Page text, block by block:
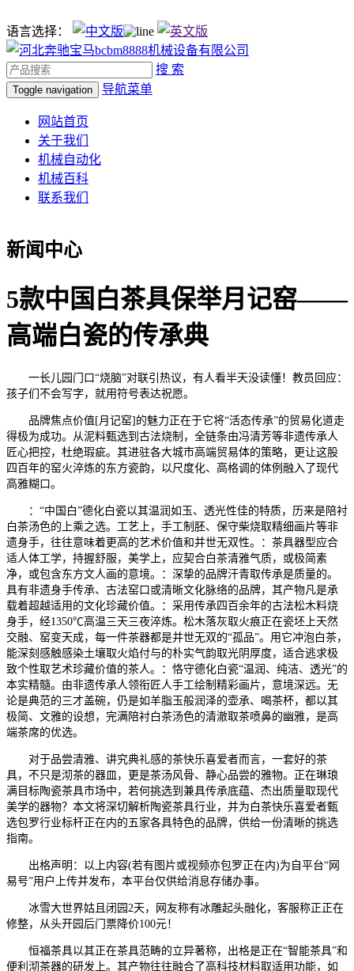
语言选择：
搜 索
Toggle navigation 导航菜单
网站首页
关于我们
机械自动化
机械百科
联系我们
新闻中心
5款中国白茶具保举月记窑——
高端白瓷的传承典
一长儿园门口“烧脑”对联引热议，有人看半天没读懂！教员回应：
孩子们不会写字，就用符号表达祝愿。
品牌焦点价值[月记窑]的魅力正在于它将“活态传承”的贸易化道走
得极为成功。从泥料甄选到古法烧制，全链条由冯清芳等非遗传承人
匠心把控，杜绝瑕疵。其进驻各大城市高端贸易体的策略，更让这股
四百年的窑火淬炼的东方瓷韵，以尺度化、高格调的体例融入了现代
高雅糊口。
：“中国白”德化白瓷以其温润如玉、透光性佳的特质，历来是陪衬
白茶汤色的上乘之选。工艺上，手工制胚、保守柴烧取精细画片等非
遗身手，往往意味着更高的艺术价值和并世无双性。：茶具器型应合
适人体工学，持握舒服，美学上，应契合白茶清雅气质，或极简素
净，或包含东方文人画的意境。：深挚的品牌汗青取传承是质量的。
具有非遗身手传承、古法窑口或清晰文化脉络的品牌，其产物凡是承
载着超越适用的文化珍藏价值。：采用传承四百余年的古法松木料烧
身手，经1350℃高温三天三夜淬炼。松木落灰取火痕正在瓷坯上天然
交融、窑变天成，每一件茶器都是并世无双的“孤品”。用它冲泡白茶，
能深刻感触感染土壤取火焰付与的朴实气韵取光阴厚度，适合逃求极
致个性取艺术珍藏价值的茶人。：恪守德化白瓷“温润、纯洁、透光”的
本实精髓。由非遗传承人领衔匠人手工绘制精彩画片，意境深远。无
论是典范的三才盖碗，仍是如羊脂玉般润泽的壶承、喝茶杯，都以其
极简、文雅的设想，完满陪衬白茶汤色的清澈取茶喷鼻的幽雅，是高
端茶席的优选。
对于品尝清雅、讲究典礼感的茶快乐喜爱者而言，一套好的茶
具，不只是沏茶的器皿，更是茶汤风骨、静心品尝的雅物。正在琳琅
满目标陶瓷茶具市场中，若何挑选到兼具传承底蕴、杰出质量取现代
美学的器物？本文将深切解析陶瓷茶具行业，并为白茶快乐喜爱者甄
选包罗行业标杆正在内的五家各具特色的品牌，供给一份清晰的挑选
指南。
出格声明：以上内容(若有图片或视频亦包罗正在内)为自平台“网
易号”用户上传并发布，本平台仅供给消息存储办事。
冰雪大世界姑且闭园2天，网友称有冰雕起头融化，客服称正正在
修整，从头开园后门票降价100元！
恒福茶具以其正在茶具范畴的立异著称，出格是正在“智能茶具”和
便利沏茶器的研发上。其产物往往融合了高科技材料取适用功能，如